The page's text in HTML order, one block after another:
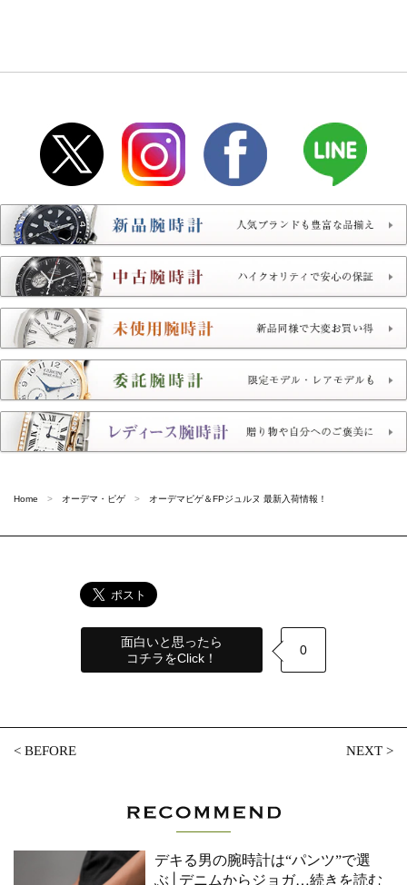
Home オーデマ・ピゲ オーデマピゲ＆FPジュルヌ 最新入荷情報！
面白いと思ったら
コチラをClick！
0
<BEFORE NEXT>
デキる男の腕時計は“パンツ”で選
ぶ│デニムからジョガ…続きを読む